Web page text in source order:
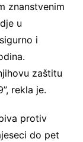
znanstvenim
u
i
zaštitu
rekla je.
protiv
do pet